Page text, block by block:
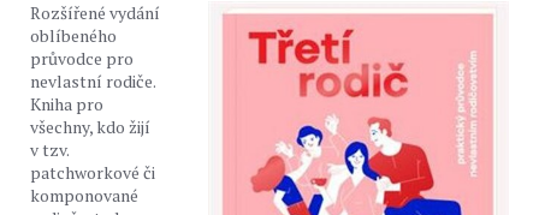
Rozšířené vydání
oblíbeného
průvodce pro
nevlastní rodiče.
Kniha pro
všechny, kdo žijí
v tzv.
patchworkové či
komponované